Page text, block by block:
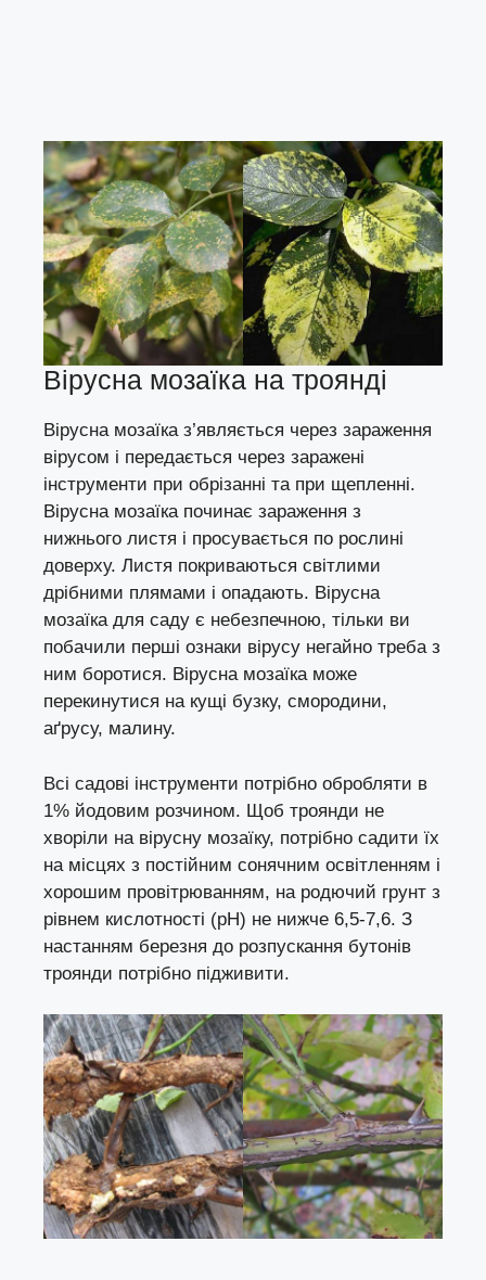
Вірусна мозаїка на троянді
Вірусна мозаїка з’являється через зараження
вірусом і передається через заражені
інструменти при обрізанні та при щепленні.
Вірусна мозаїка починає зараження з
нижнього листя і просувається по рослині
доверху. Листя покриваються світлими
дрібними плямами і опадають. Вірусна
мозаїка для саду є небезпечною, тільки ви
побачили перші ознаки вірусу негайно треба з
ним боротися. Вірусна мозаїка може
перекинутися на кущі бузку, смородини,
аґрусу, малину.
Всі садові інструменти потрібно обробляти в
1% йодовим розчином. Щоб троянди не
хворіли на вірусну мозаїку, потрібно садити їх
на місцях з постійним сонячним освітленням і
хорошим провітрюванням, на родючий грунт з
рівнем кислотності (рН) не нижче 6,5-7,6. З
настанням березня до розпускання бутонів
троянди потрібно підживити.